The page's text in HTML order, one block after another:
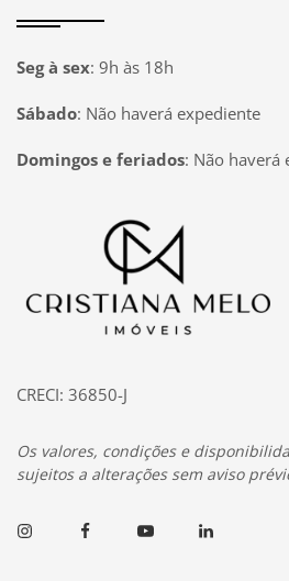
Seg à sex: 9h às 18h
Sábado: Não haverá expediente
Domingos e feriados: Não haverá
Página inicial
CRECI: 36850-J
Os valores, condições e
sujeitos a alterações sem aviso
InstagramFacebookYoutubeLinkedin